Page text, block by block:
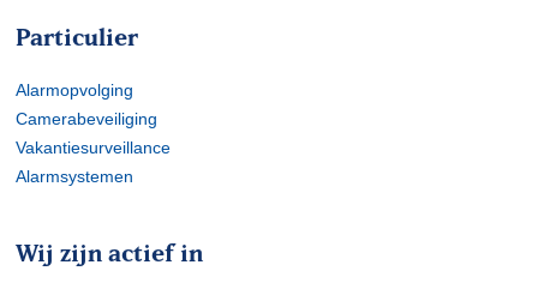
Particulier
Alarmopvolging
Camerabeveiliging
Vakantiesurveillance
Alarmsystemen
Wij zijn actief in